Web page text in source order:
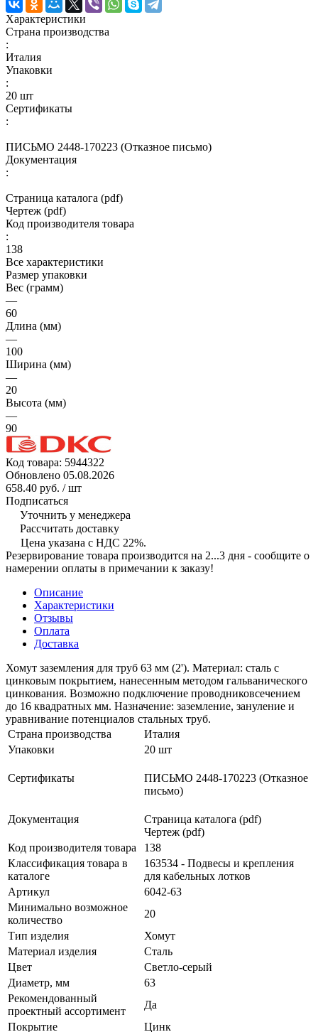
Характеристики
Страна производства
:
Италия
Упаковки
:
20 шт
Сертификаты
:
ПИСЬМО 2448-170223 (Отказное письмо)
Документация
:
Страница каталога (pdf)
Чертеж (pdf)
Код производителя товара
:
138
Все характеристики
Размер упаковки
Вес (грамм)
—
60
Длина (мм)
—
100
Ширина (мм)
—
20
Высота (мм)
—
90
Код товара: 5944322
Обновлено 05.08.2026
658.40 руб. / шт
Подписаться
Уточнить у менеджера
Рассчитать доставку
Цена указана с НДС 22%.
Резервирование товара производится на 2...3 дня - сообщите о
намерении оплаты в примечании к заказу!
Описание
Характеристики
Отзывы
Оплата
Доставка
Хомут заземления для труб 63 мм (2'). Материал: сталь с
цинковым покрытием, нанесенным методом гальванического
цинкования. Возможно подключение проводниковсечением
до 16 квадратных мм. Назначение: заземление, зануление и
уравнивание потенциалов стальных труб.
Страна производства
Италия
Упаковки
20 шт
Сертификаты
ПИСЬМО 2448-170223 (Отказное
письмо)
Документация
Страница каталога (pdf)
Чертеж (pdf)
Код производителя товара
138
Классификация товара в
каталоге
163534 - Подвесы и крепления
для кабельных лотков
Артикул
6042-63
Минимально возможное
количество
20
Тип изделия
Хомут
Материал изделия
Сталь
Цвет
Светло-серый
Диаметр, мм
63
Рекомендованный
проектный ассортимент
Да
Покрытие
Цинк